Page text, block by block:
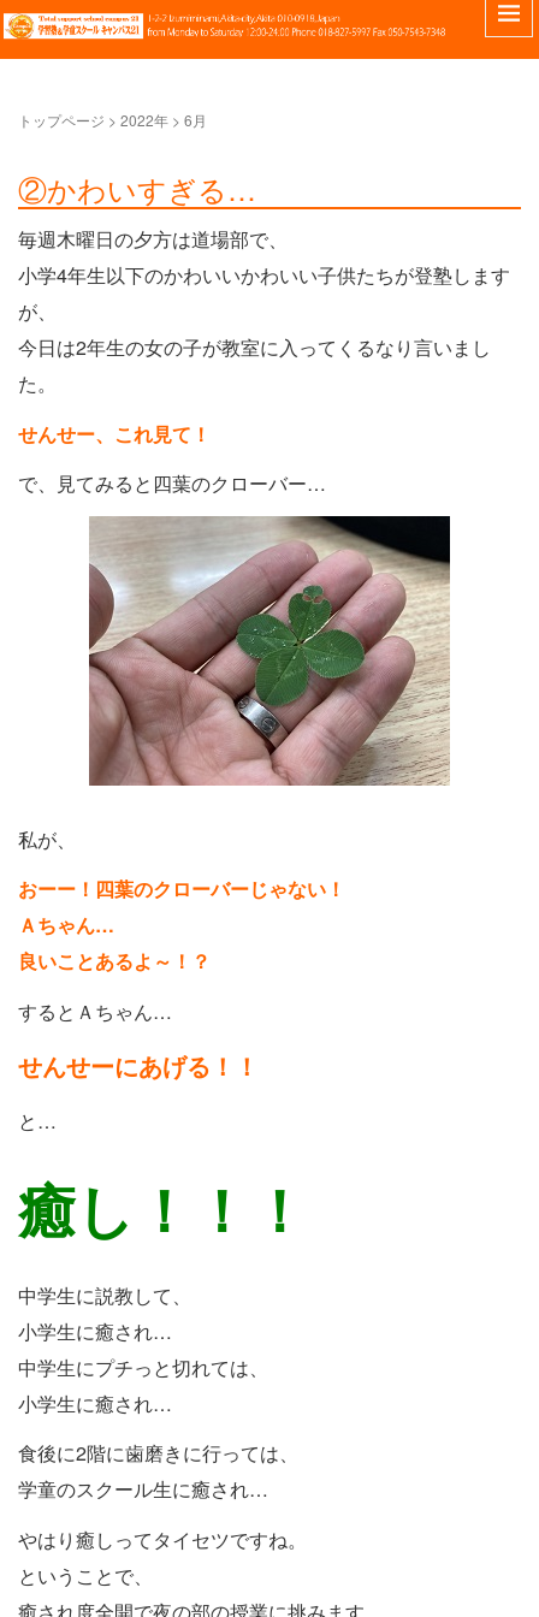
トップページ > 2022年 > 6月
②かわいすぎる…
毎週木曜日の夕方は道場部で、
小学4年生以下のかわいいかわいい子供たちが登塾します
が、
今日は2年生の女の子が教室に入ってくるなり言いまし
た。
せんせー、これ見て！
で、見てみると四葉のクローバー…
私が、
おーー！四葉のクローバーじゃない！
Ａちゃん…
良いことあるよ～！？
するとＡちゃん…
せんせーにあげる！！
と…
癒し！！！
中学生に説教して、
小学生に癒され…
中学生にプチっと切れては、
小学生に癒され…
食後に2階に歯磨きに行っては、
学童のスクール生に癒され…
やはり癒しってタイセツですね。
ということで、
癒され度全開で夜の部の授業に挑みます。